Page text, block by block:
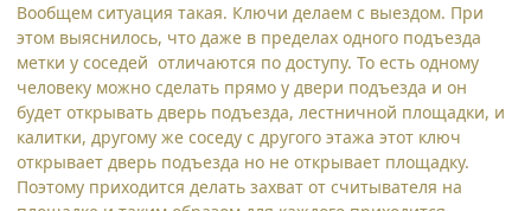
Вообщем ситуация такая. Ключи делаем с выездом. При
этом выяснилось, что даже в пределах одного подъезда
метки у соседей отличаются по доступу. То есть одному
человеку можно сделать прямо у двери подъезда и он
будет открывать дверь подъезда, лестничной площадки, и
калитки, другому же соседу с другого этажа этот ключ
открывает дверь подъезда но не открывает площадку.
Поэтому приходится делать захват от считывателя на